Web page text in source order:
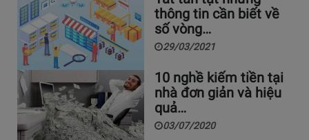
thông tin cần biết về
số vòng…
29/03/2021
10 nghề kiếm tiền tại
nhà đơn giản và hiệu
quả…
03/07/2020